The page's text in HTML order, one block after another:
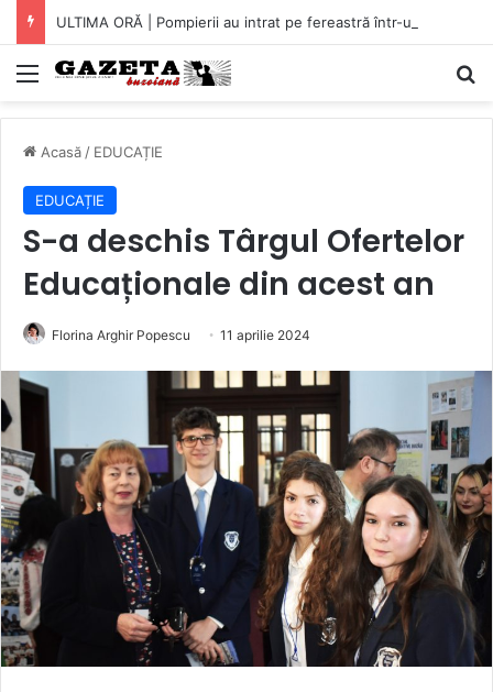
Mediu
Acasă / EDUCAȚIE
EDUCAȚIE
S-a deschis Târgul Ofertelor
Educaționale din acest an
Florina Arghir Popescu 11 aprilie 2024